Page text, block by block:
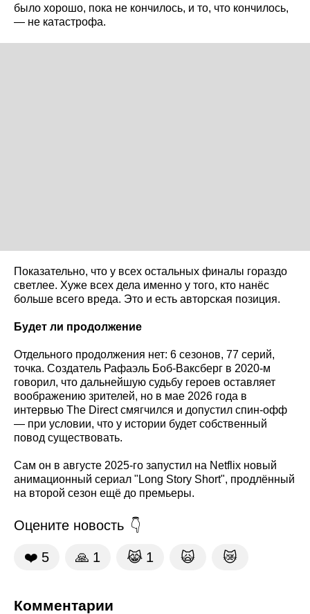
было хорошо, пока не кончилось, и то, что кончилось,
— не катастрофа.
Показательно, что у всех остальных финалы гораздо
светлее. Хуже всех дела именно у того, кто нанёс
больше всего вреда. Это и есть авторская позиция.
Будет ли продолжение
Отдельного продолжения нет: 6 сезонов, 77 серий,
точка. Создатель Рафаэль Боб-Ваксберг в 2020-м
говорил, что дальнейшую судьбу героев оставляет
воображению зрителей, но в мае 2026 года в
интервью The Direct смягчился и допустил спин-офф
— при условии, что у истории будет собственный
повод существовать.
Сам он в августе 2025-го запустил на Netflix новый
анимационный сериал "Long Story Short", продлённый
на второй сезон ещё до премьеры.
Оцените новость
❤️ 5 🙏 1 😹 1 🙀 😿
Комментарии